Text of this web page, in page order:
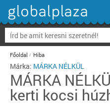
Főoldal Hiba
Márka: MÁRKA NÉLKÜL
MÁRKA
kerti kocsi